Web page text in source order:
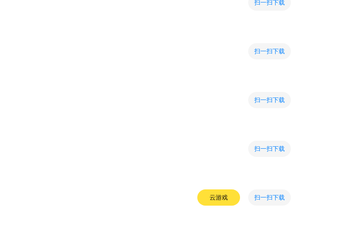
扫一扫下载
扫一扫下载
扫一扫下载
扫一扫下载
云游戏 扫一扫下载